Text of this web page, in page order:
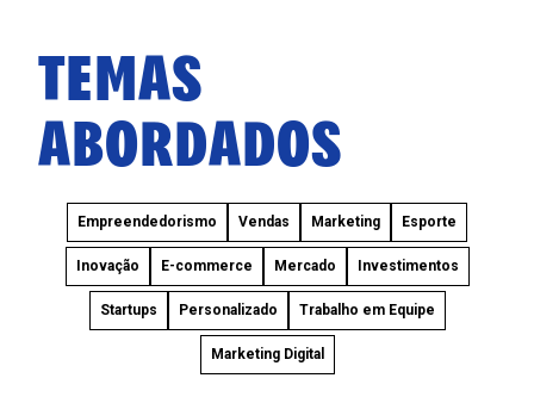
TEMAS
ABORDADOS
Empreendedorismo Vendas Marketing Esporte
Inovação E-commerce Mercado Investimentos
Startups Personalizado Trabalho em Equipe
Marketing Digital